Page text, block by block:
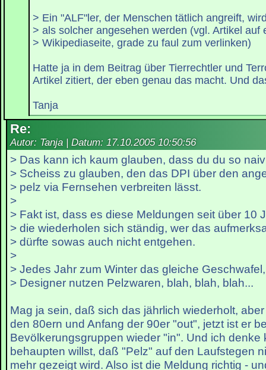
> Ein "ALF"ler, der Menschen tätlich angreift,
> als solcher angesehen werden (vgl. Artikel auf
> Wikipediaseite, grade zu faul zum verlinken)
Hatte ja in dem Beitrag über Tierrechtler und
Artikel zitiert, der eben genau das macht. Und
Tanja
Re:
Autor: Tanja | Datum: 17.10.2005 10:50:56
> Das kann ich kaum glauben, dass du du so
> Scheiss zu glauben, den das DPI über den
> pelz via Fernsehen verbreiten lässt.
>
> Fakt ist, dass es diese Meldungen seit über 10
> die wiederholen sich ständig, wer das
> dürfte sowas auch nicht entgehen.
>
> Jedes Jahr zum Winter das gleiche
> Designer nutzen Pelzwaren, blah, blah, blah...
Mag ja sein, daß sich das jährlich wiederholt,
den 80ern und Anfang der 90er "out", jetzt ist er
Bevölkerungsgruppen wieder "in". Und ich denke
behaupten willst, daß "Pelz" auf den Laufstegen
mehr gezeigt wird. Also ist die Meldung richtig -